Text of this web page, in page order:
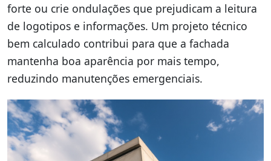
forte ou crie ondulações que prejudicam a leitura
de logotipos e informações. Um projeto técnico
bem calculado contribui para que a fachada
mantenha boa aparência por mais tempo,
reduzindo manutenções emergenciais.